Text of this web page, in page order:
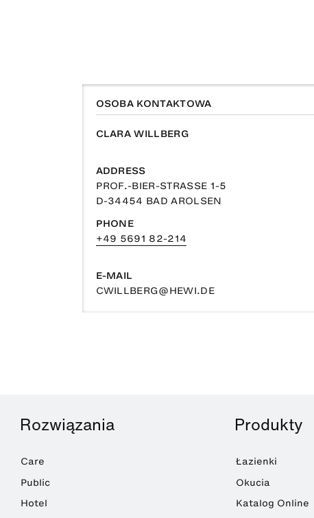
OSOBA KONTAKTOWA
CLARA WILLBERG
ADDRESS
PROF.-BIER-STRASSE 1-5
D-34454 BAD AROLSEN
PHONE
+49 5691 82-214
E-MAIL
CWILLBERG@HEWI.DE
Rozwiązania
Care
Public
Hotel
Produkty
Łazienki
Okucia
Katalog Online